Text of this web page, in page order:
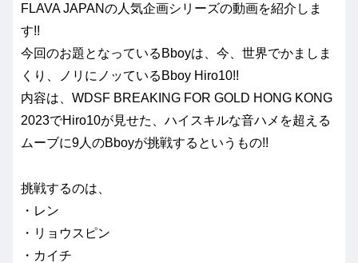
FLAVA JAPANの人気企画シリーズの動画を紹介しま
す!!
今回のお題となっているBboyは、今、世界でかましま
くり、ノリにノッているBboy Hiro10!!
内容は、WDSF BREAKING FOR GOLD HONG KONG
2023でHiro10が見せた、ハイスキルな音ハメを超える
ムーブに9人のBboyが挑戦するというもの!!
挑戦するのは、
・レン
・リョウスピン
・カイチ